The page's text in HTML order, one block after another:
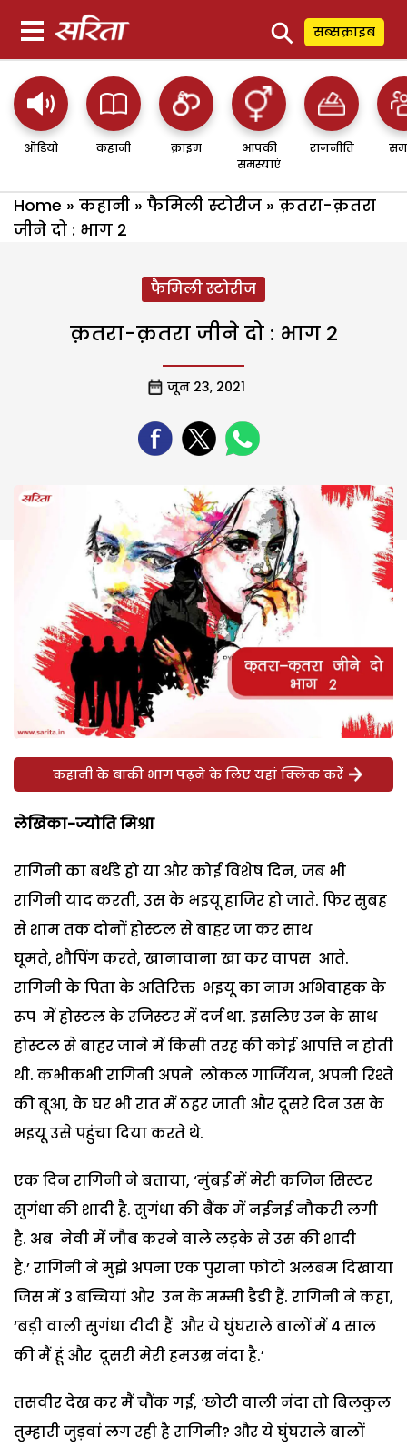
⚲ सब्सक्राइब
ऑडियो कहानी क्राइम
आपकी
समस्याएं
राजनीति
Home » कहानी » फैमिली स्टोरीज » क़तरा-क़तरा
जीने दो : भाग 2
फैमिली स्टोरीज
क़तरा-क़तरा जीने दो : भाग 2
जून 23, 2021
कहानी के बाकी भाग पढ़ने के लिए यहां क्लिक करें
लेखिका-ज्योति मिश्रा
रागिनी का बर्थडे हो या और कोई विशेष दिन, जब भी
रागिनी याद करती, उस के भइयू हाजिर हो जाते. फिर सुबह
से शाम तक दोनों होस्टल से बाहर जा कर साथ
घूमते, शौपिंग करते, खानावाना खा कर वापस आते.
रागिनी के पिता के अतिरिक्त भइयू का नाम अभिवाहक के
रूप में होस्टल के रजिस्टर में दर्ज था. इसलिए उन के साथ
होस्टल से बाहर जाने में किसी तरह की कोई आपत्ति न होती
थी. कभीकभी रागिनी अपने लोकल गार्जियन, अपनी रिश्ते
की बूआ, के घर भी रात में ठहर जाती और दूसरे दिन उस के
भइयू उसे पहुंचा दिया करते थे.
एक दिन रागिनी ने बताया, ‘मुंबई में मेरी कजिन सिस्टर
सुगंधा की शादी है. सुगंधा की बैंक में नईनई नौकरी लगी
है. अब नेवी में जौब करने वाले लड़के से उस की शादी
है.’ रागिनी ने मुझे अपना एक पुराना फोटो अलबम दिखाया
जिस में 3 बच्चियां और उन के मम्मी डैडी हैं. रागिनी ने कहा,
‘बड़ी वाली सुगंधा दीदी हैं और ये घुंघराले बालों में 4 साल
की मैं हूं और दूसरी मेरी हमउम्र नंदा है.’
तसवीर देख कर मैं चौंक गई, ‘छोटी वाली नंदा तो बिलकुल
तुम्हारी जुड़वां लग रही है रागिनी? और ये घुंघराले बालों